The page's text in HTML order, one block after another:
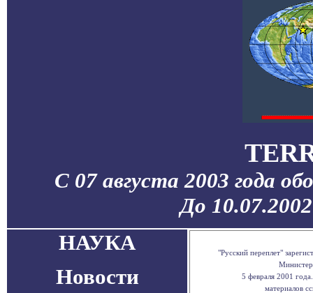
С 07 августа 2003 года
До
НАУКА
Новости
"Русский переплет"
5 февраля 2001
материалов